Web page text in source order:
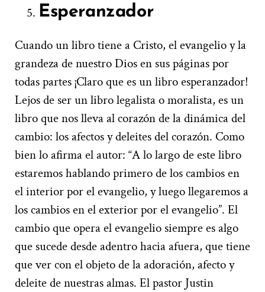
Esperanzador
Cuando un libro tiene a Cristo, el evangelio y la
grandeza de nuestro Dios en sus páginas por
todas partes ¡Claro que es un libro esperanzador!
Lejos de ser un libro legalista o moralista, es un
libro que nos lleva al corazón de la dinámica del
cambio: los afectos y deleites del corazón. Como
bien lo afirma el autor: “A lo largo de este libro
estaremos hablando primero de los cambios en
el interior por el evangelio, y luego llegaremos a
los cambios en el exterior por el evangelio”. El
cambio que opera el evangelio siempre es algo
que sucede desde adentro hacia afuera, que tiene
que ver con el objeto de la adoración, afecto y
deleite de nuestras almas. El pastor Justin